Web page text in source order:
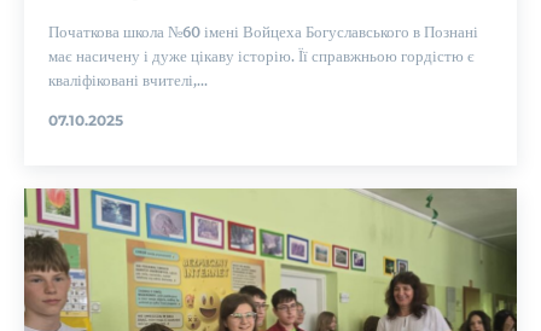
Початкова школа №60 імені Войцеха Богуславського в Познані
має насичену і дуже цікаву історію. Її справжньою гордістю є
кваліфіковані вчителі,...
07.10.2025